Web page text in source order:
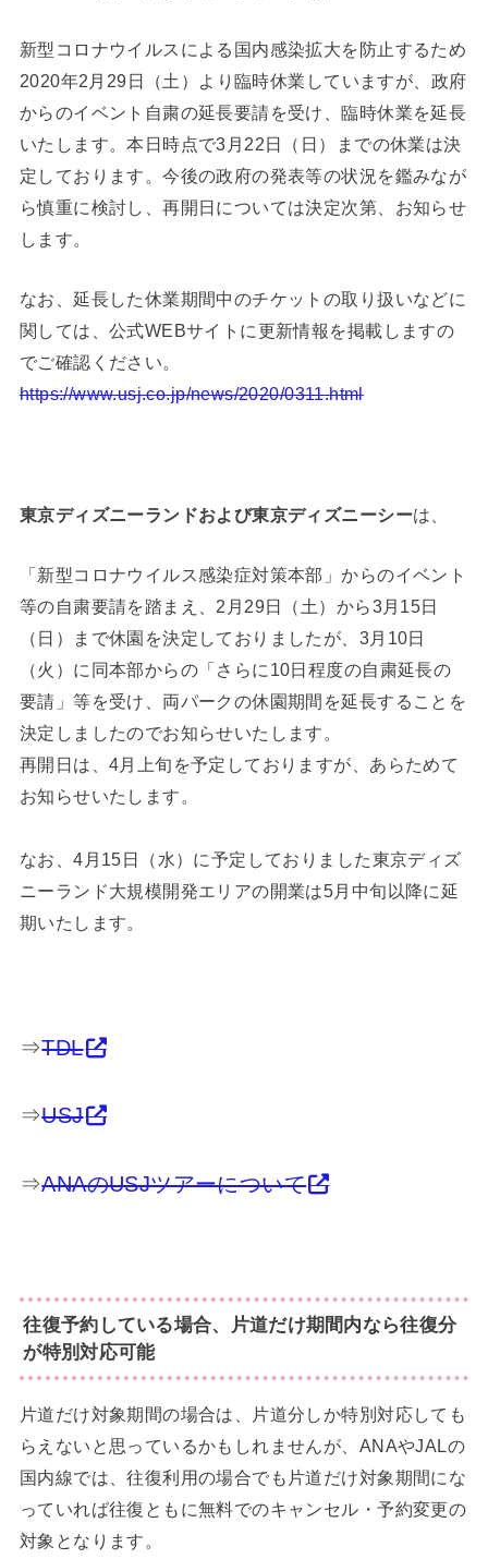
新型コロナウイルスによる国内感染拡大を防止するため
2020年2月29日（土）より臨時休業していますが、政府
からのイベント自粛の延長要請を受け、臨時休業を延長
いたします。本日時点で3月22日（日）までの休業は決
定しております。今後の政府の発表等の状況を鑑みなが
ら慎重に検討し、再開日については決定次第、お知らせ
します。
なお、延長した休業期間中のチケットの取り扱いなどに
関しては、公式WEBサイトに更新情報を掲載しますの
でご確認ください。
https://www.usj.co.jp/news/2020/0311.html
東京ディズニーランドおよび東京ディズニーシーは、
「新型コロナウイルス感染症対策本部」からのイベント
等の自粛要請を踏まえ、2月29日（土）から3月15日
（日）まで休園を決定しておりましたが、3月10日
（火）に同本部からの「さらに10日程度の自粛延長の
要請」等を受け、両パークの休園期間を延長することを
決定しましたのでお知らせいたします。
再開日は、4月上旬を予定しておりますが、あらためて
お知らせいたします。
なお、4月15日（水）に予定しておりました東京ディズ
ニーランド大規模開発エリアの開業は5月中旬以降に延
期いたします。
⇒TDL
⇒USJ
⇒ANAのUSJツアーについて
往復予約している場合、片道だけ期間内なら往復分
が特別対応可能
片道だけ対象期間の場合は、片道分しか特別対応しても
らえないと思っているかもしれませんが、ANAやJALの
国内線では、往復利用の場合でも片道だけ対象期間にな
っていれば往復ともに無料でのキャンセル・予約変更の
対象となります。